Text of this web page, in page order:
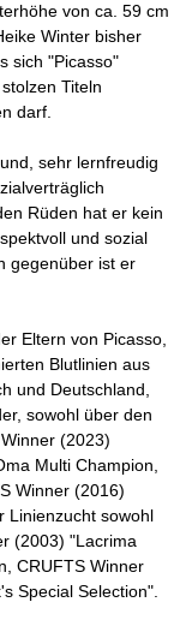
von ca. 59 cm
Winter bisher
sich "Picasso"
Titeln
darf.
sehr lernfreudig
Rüden hat er kein
und sozial
gegenüber ist er
Eltern von Picasso,
Blutlinien aus
und Deutschland,
sowohl über den
(2023)
Multi Champion,
Winner (2016)
Linienzucht sowohl
(2003) "Lacrima
CRUFTS Winner
Special Selection".